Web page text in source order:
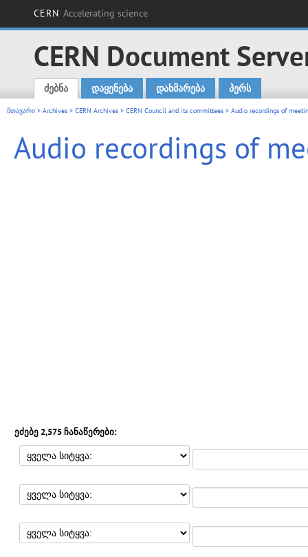
CERN Accelerating science
CERN Document
Main menu
ძებნა დაყენება დახმარება პერს
მთავარი > Archives > CERN Archives > CERN Council and its committees > Audio recordings of
Audio recordings of
ეძებე 2,575 ჩანაწერები: